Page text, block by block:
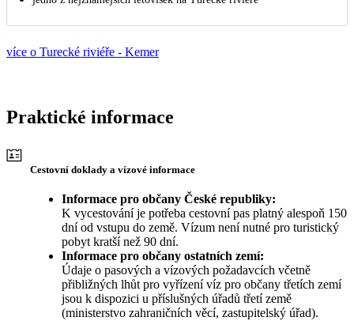
více o Turecké riviéře - Kemer
Praktické informace
Cestovní doklady a vízové informace
Informace pro občany České republiky:
K vycestování je potřeba cestovní pas platný alespoň 150
dní od vstupu do země. Vízum není nutné pro turistický
pobyt kratší než 90 dní.
Informace pro občany ostatních zemí:
Údaje o pasových a vízových požadavcích včetně
přibližných lhůt pro vyřízení víz pro občany třetích zemí
jsou k dispozici u příslušných úřadů třetí země
(ministerstvo zahraničních věcí, zastupitelský úřad).